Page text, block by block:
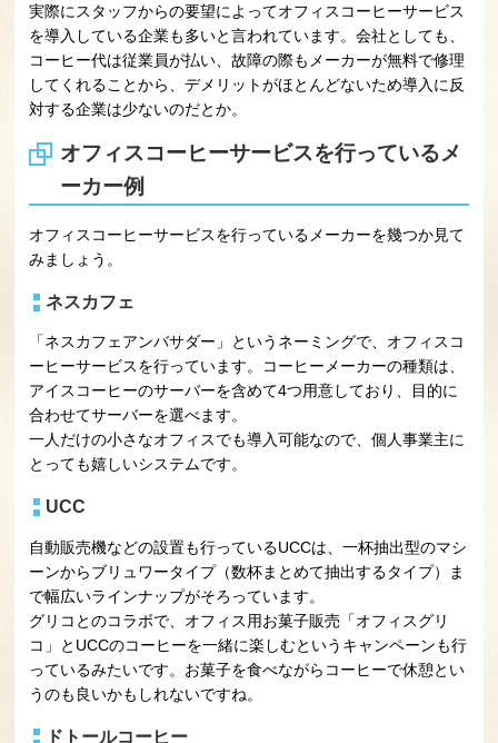
実際にスタッフからの要望によってオフィスコーヒーサービス
を導入している企業も多いと言われています。会社としても、
コーヒー代は従業員が払い、故障の際もメーカーが無料で修理
してくれることから、デメリットがほとんどないため導入に反
対する企業は少ないのだとか。
オフィスコーヒーサービスを行っているメ
ーカー例
オフィスコーヒーサービスを行っているメーカーを幾つか見て
みましょう。
ネスカフェ
「ネスカフェアンバサダー」というネーミングで、オフィスコ
ーヒーサービスを行っています。コーヒーメーカーの種類は、
アイスコーヒーのサーバーを含めて4つ用意しており、目的に
合わせてサーバーを選べます。
一人だけの小さなオフィスでも導入可能なので、個人事業主に
とっても嬉しいシステムです。
UCC
自動販売機などの設置も行っているUCCは、一杯抽出型のマシ
ーンからブリュワータイプ（数杯まとめて抽出するタイプ）ま
で幅広いラインナップがそろっています。
グリコとのコラボで、オフィス用お菓子販売「オフィスグリ
コ」とUCCのコーヒーを一緒に楽しむというキャンペーンも行
っているみたいです。お菓子を食べながらコーヒーで休憩とい
うのも良いかもしれないですね。
ドトールコーヒー